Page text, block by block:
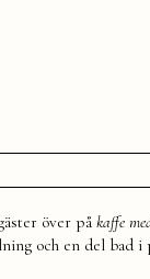
över påkaffe
och en del bad i